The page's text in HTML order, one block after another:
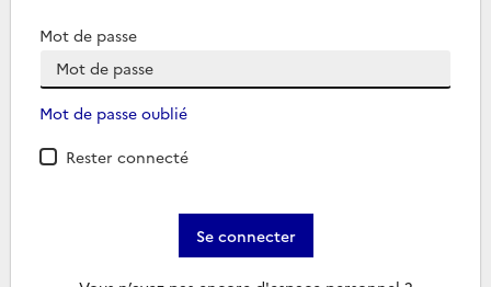
Mot de passe
Mot de passe oublié
Rester connecté
Se connecter